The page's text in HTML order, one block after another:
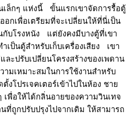
เล็กๆ แห่งนี้ ขั้นแรกเขาจัดการรื้อตู้
อกเพื่อเตรียมที่จะเปลี่ยนให้ที่นี่เป็น
กับโรงหนัง แต่ยังคงมีบางตู้ที่เขา
ำเป็นตู้สำหรับเก็บเครื่องเสียง เขา
ละปรับเปลี่ยนโครงสร้างของเพดาน
มเหมาะสมในการใช้งานสำหรับ
โปรเจคเตอร์เข้าไปในห้อง ชาย
เพื่อให้ได้กลิ่นอายของความวินเทจ
ที่ถูกปรับปรุงไปจากเดิม ให้สามารถ